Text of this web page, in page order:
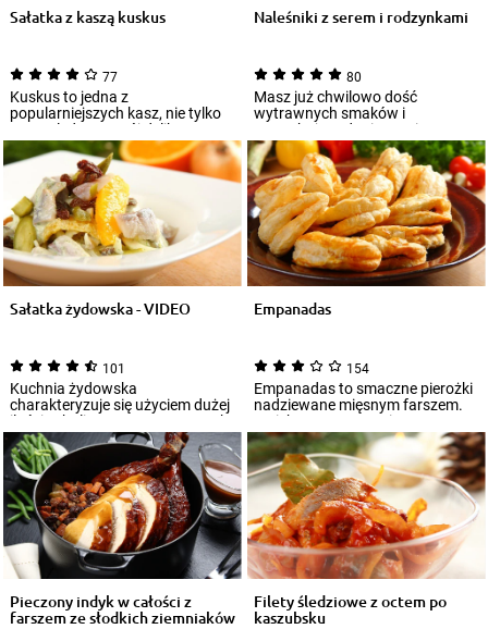
Sałatka z kaszą kuskus
77
Kuskus to jedna z
popularniejszych kasz, nie tylko
ze względu na swój delikatny
smak, ale również...
Naleśniki z serem i rodzynkami
80
Masz już chwilowo dość
wytrawnych smaków i
potrzebujesz dania na nieco
słodszą nutę? Przypomnij s...
Sałatka żydowska - VIDEO
101
Kuchnia żydowska
charakteryzuje się użyciem dużej
ilości cebuli oraz aromatycznych,
korzennych pr...
Empanadas
154
Empanadas to smaczne pierożki
nadziewane mięsnym farszem.
Do ich przygotowania
wykorzystuje się c...
Pieczony indyk w całości z
farszem ze słodkich ziemniaków
Filety śledziowe z octem po
kaszubsku